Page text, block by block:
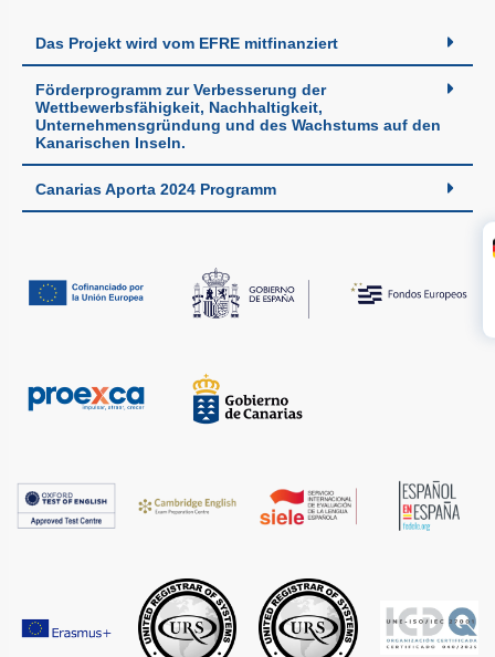
Das Projekt wird vom EFRE mitfinanziert
Förderprogramm zur Verbesserung der
Wettbewerbsfähigkeit, Nachhaltigkeit,
Unternehmensgründung und des Wachstums auf den
Kanarischen Inseln.
Canarias Aporta 2024 Programm